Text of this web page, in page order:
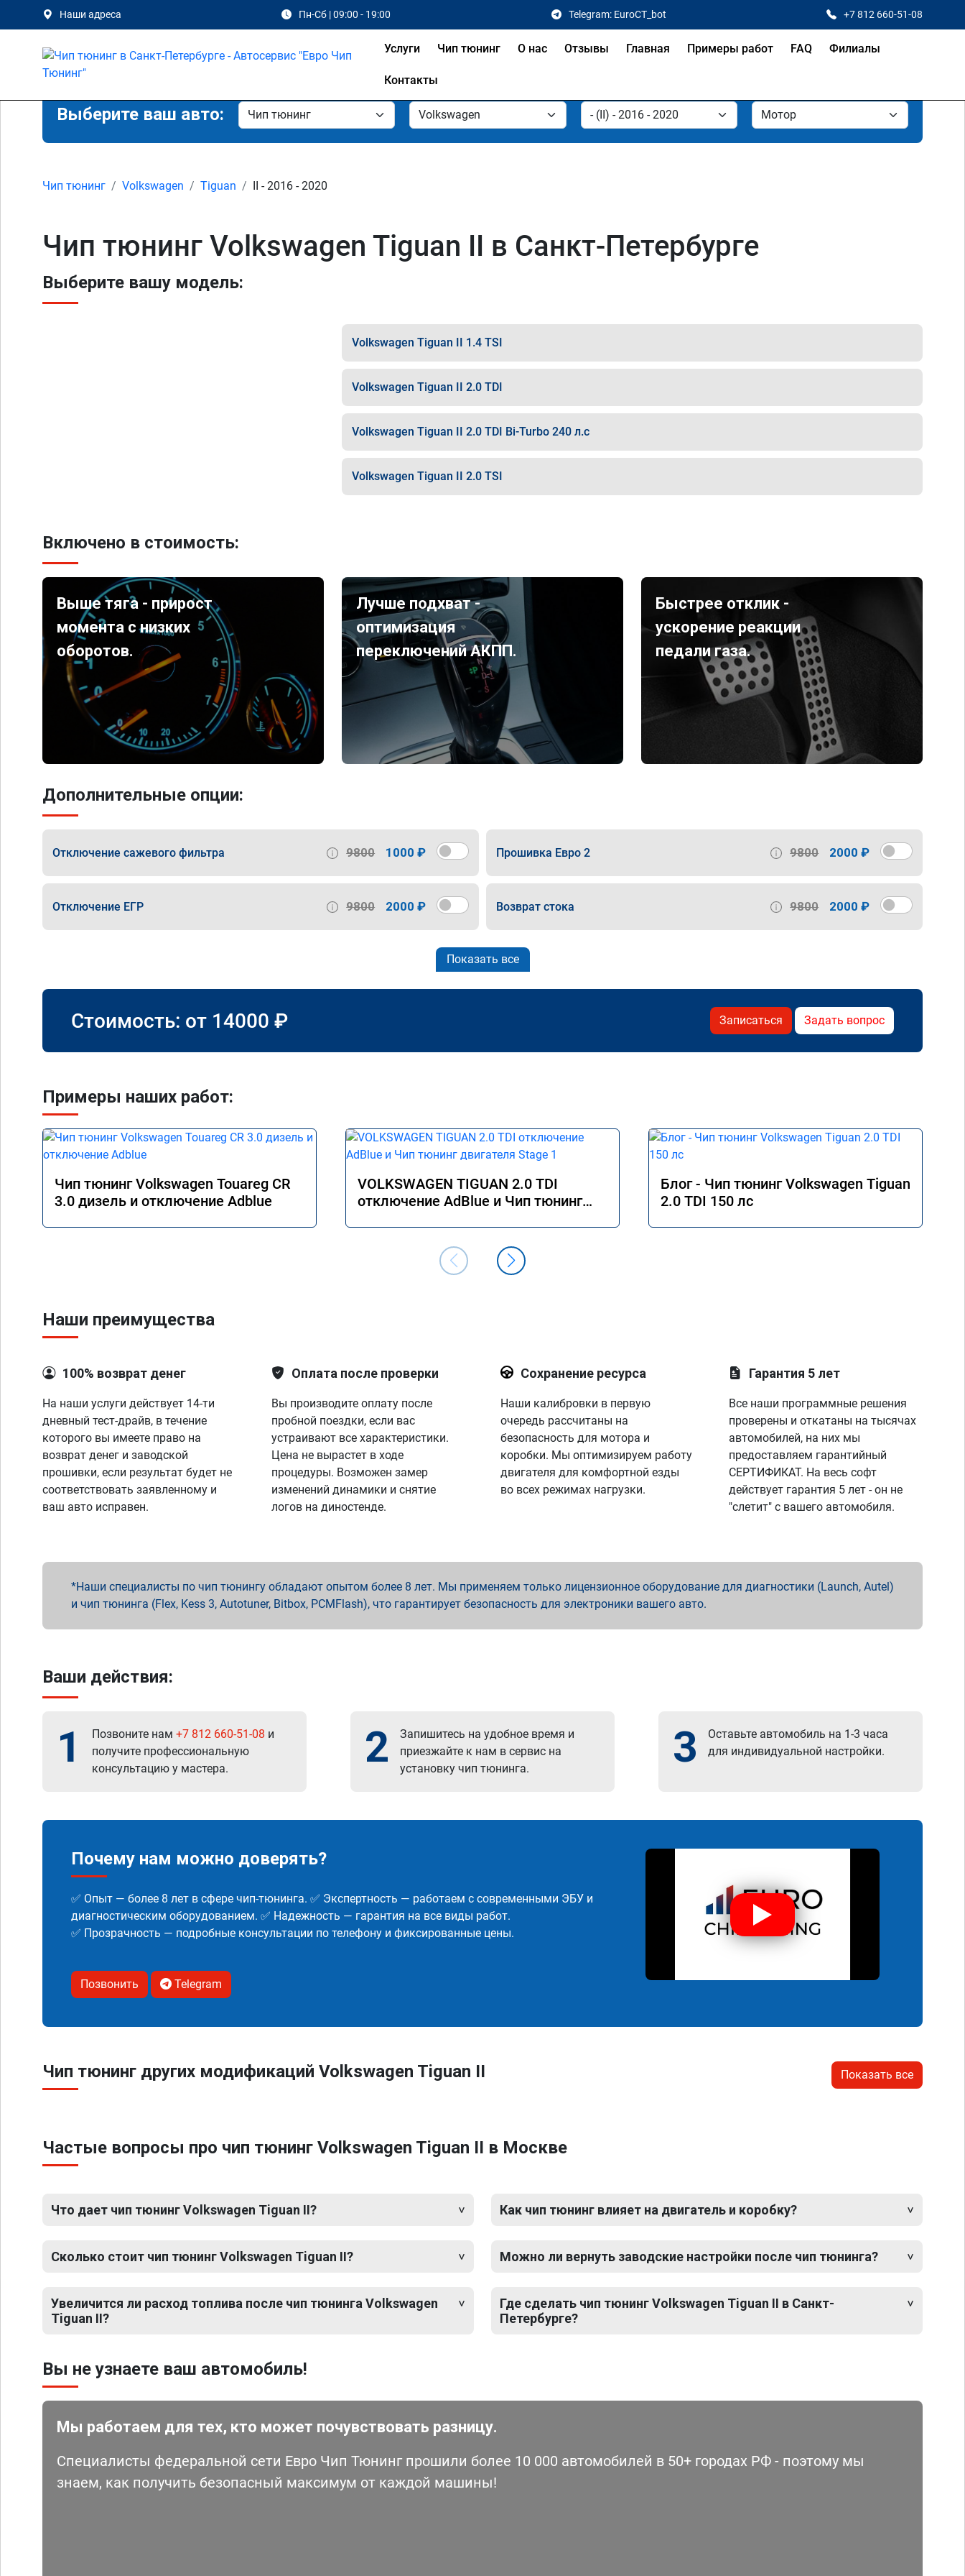
Наши адреса Пн-Сб | 09:00 - 19:00 Telegram: EuroCT_bot +7 812 660-51-08
Услуги Чип тюнинг О нас Отзывы Главная Примеры работ FAQ Филиалы
Контакты
Выберите ваш авто:
Чип тюнинг Volkswagen Tiguan II - 2016 - 2020
Чип тюнинг Volkswagen Tiguan II в Санкт-Петербурге
Выберите вашу модель:
Volkswagen Tiguan II 1.4 TSI
Volkswagen Tiguan II 2.0 TDI
Volkswagen Tiguan II 2.0 TDI Bi-Turbo 240 л.с
Volkswagen Tiguan II 2.0 TSI
Включено в стоимость:
Выше тяга - прирост
момента с низких
оборотов.
Лучше подхват -
оптимизация
переключений АКПП.
Быстрее отклик -
ускорение реакции
педали газа.
Дополнительные опции:
Отключение сажевого фильтра 9800 1000 ₽ Прошивка Евро 2 9800 2000 ₽
Отключение ЕГР 9800 2000 ₽ Возврат стока 9800 2000 ₽
Показать все
Стоимость: от 14000 ₽ Записаться Задать вопрос
Примеры наших работ:
Чип тюнинг Volkswagen Touareg CR
3.0 дизель и отключение Adblue
VOLKSWAGEN TIGUAN 2.0 TDI
отключение AdBlue и Чип тюнинг
Блог - Чип тюнинг Volkswagen Tiguan
2.0 TDI 150 лс
Наши преимущества
100% возврат денег
На наши услуги действует 14-ти
дневный тест-драйв, в течение
которого вы имеете право на
возврат денег и заводской
прошивки, если результат будет не
соответствовать заявленному и
ваш авто исправен.
Оплата после проверки
Вы производите оплату после
пробной поездки, если вас
устраивают все характеристики.
Цена не вырастет в ходе
процедуры. Возможен замер
изменений динамики и снятие
логов на диностенде.
Сохранение ресурса
Наши калибровки в первую
очередь рассчитаны на
безопасность для мотора и
коробки. Мы оптимизируем работу
двигателя для комфортной езды
во всех режимах нагрузки.
Гарантия 5 лет
Все наши программные решения
проверены и откатаны на тысячах
автомобилей, на них мы
предоставляем гарантийный
СЕРТИФИКАТ. На весь софт
действует гарантия 5 лет - он не
"слетит" с вашего автомобиля.
Наши специалисты по чип тюнингу обладают опытом более 8 лет. Мы применяем только лицензионное оборудование для диагностики (Launch, Autel)
и чип тюнинга (Flex, Kess 3, Autotuner, Bitbox, PCMFlash), что гарантирует безопасность для электроники вашего авто.
Ваши действия:
1 Позвоните нам +7 812 660-51-08 и
получите профессиональную
консультацию у мастера.
2
Запишитесь на удобное время и
приезжайте к нам в сервис на
установку чип тюнинга.
3
Оставьте автомобиль на 1-3 часа
для индивидуальной настройки.
Почему нам можно доверять?
✅ Опыт — более 8 лет в сфере чип-тюнинга. ✅ Экспертность — работаем с современными ЭБУ и
диагностическим оборудованием. ✅ Надежность — гарантия на все виды работ.
✅ Прозрачность — подробные консультации по телефону и фиксированные цены.
Позвонить Telegram
Чип тюнинг других модификаций Volkswagen Tiguan II Показать все
Частые вопросы про чип тюнинг Volkswagen Tiguan II в Москве
Что дает чип тюнинг Volkswagen Tiguan II?
Сколько стоит чип тюнинг Volkswagen Tiguan II?
Увеличится ли расход топлива после чип тюнинга Volkswagen
Tiguan II?
Как чип тюнинг влияет на двигатель и коробку?
Можно ли вернуть заводские настройки после чип тюнинга?
Где сделать чип тюнинг Volkswagen Tiguan II в Санкт-
Петербурге?
Вы не узнаете ваш автомобиль!
Мы работаем для тех, кто может почувствовать разницу.
Специалисты федеральной сети Евро Чип Тюнинг прошили более 10 000 автомобилей в 50+ городах РФ - поэтому мы
знаем, как получить безопасный максимум от каждой машины!